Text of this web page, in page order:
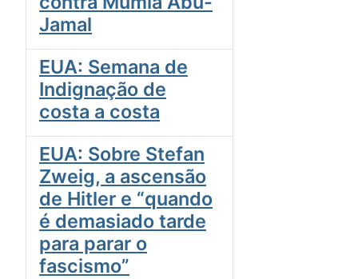
Jamal
EUA: Semana de
Indignação de
costa a costa
EUA: Sobre Stefan
Zweig, a ascensão
de Hitler e “quando
é demasiado tarde
para parar o
fascismo”